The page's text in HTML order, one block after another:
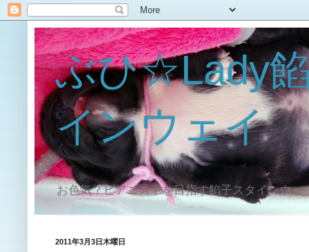
ぶひ☆Lady
インウェイ
お色気？ピアニストを目指す餡子スタインウェ
2011年3月3日木曜日